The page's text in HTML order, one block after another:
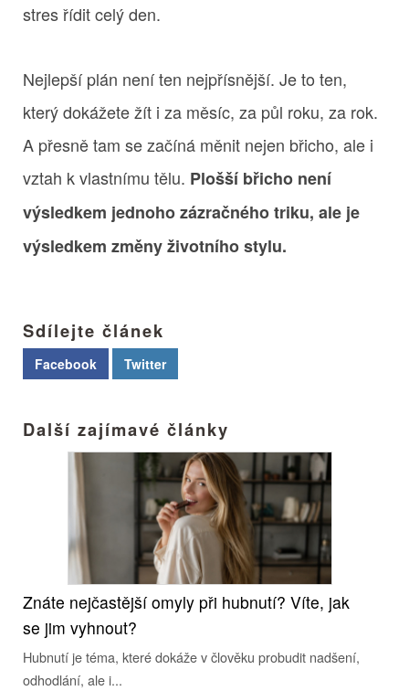
stres řídit celý den.
Nejlepší plán není ten nejpřísnější. Je to ten,
který dokážete žít i za měsíc, za půl roku, za rok.
A přesně tam se začíná měnit nejen břicho, ale i
vztah k vlastnímu tělu. Plošší břicho není
výsledkem jednoho zázračného triku, ale je
výsledkem změny životního stylu.
Sdílejte článek
Facebook Twitter
Další zajímavé články
Znáte nejčastější omyly při hubnutí? Víte, jak
se jim vyhnout?
Hubnutí je téma, které dokáže v člověku probudit nadšení,
odhodlání, ale i...